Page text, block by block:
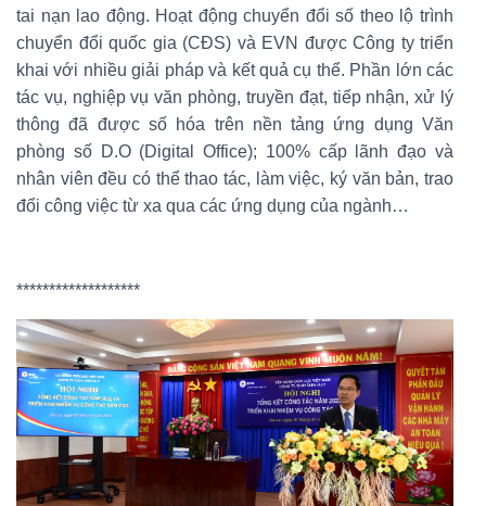
tai nạn lao động. Hoạt động chuyển đổi số theo lộ trình
chuyển đổi quốc gia (CĐS) và EVN được Công ty triển
khai với nhiều giải pháp và kết quả cụ thể. Phần lớn các
tác vụ, nghiệp vụ văn phòng, truyền đạt, tiếp nhận, xử lý
thông đã được số hóa trên nền tảng ứng dụng Văn
phòng số D.O (Digital Office); 100% cấp lãnh đạo và
nhân viên đều có thể thao tác, làm việc, ký văn bản, trao
đổi công việc từ xa qua các ứng dụng của ngành…
*******************